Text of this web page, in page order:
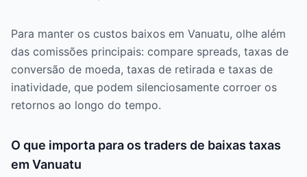
Para manter os custos baixos em Vanuatu, olhe além
das comissões principais: compare spreads, taxas de
conversão de moeda, taxas de retirada e taxas de
inatividade, que podem silenciosamente corroer os
retornos ao longo do tempo.
O que importa para os traders de baixas taxas
em Vanuatu